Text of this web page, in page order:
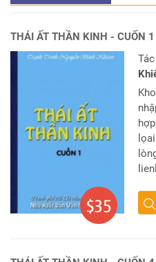
THÁI ẤT THẦN KINH - CUỐN 1
$35